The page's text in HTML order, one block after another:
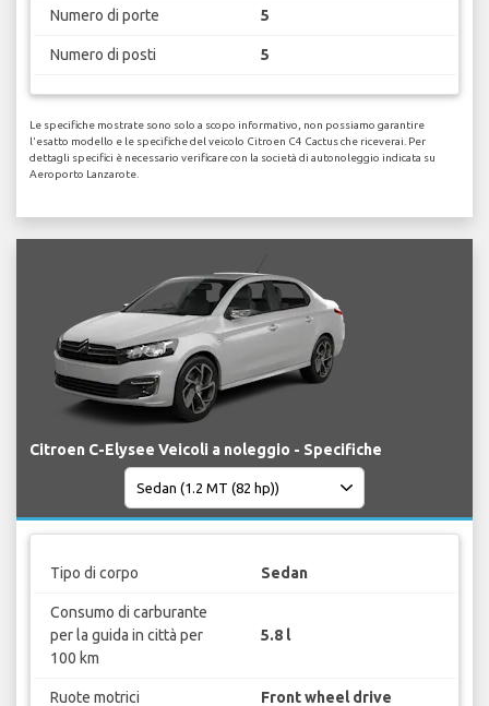
Numero di porte 5
Numero di posti 5
Le specifiche mostrate sono solo a scopo informativo, non possiamo garantire
l'esatto modello e le specifiche del veicolo Citroen C4 Cactus che riceverai. Per
dettagli specifici è necessario verificare con la società di autonoleggio indicata su
Aeroporto Lanzarote.
Citroen C-Elysee Veicoli a noleggio - Specifiche
Tipo di corpo Sedan
Consumo di carburante
per la guida in città per
100 km
5.8 l
Ruote motrici Front wheel drive